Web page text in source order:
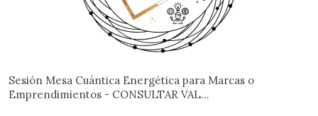
Sesión Mesa Cuántica Energética para Marcas o
Emprendimientos - CONSULTAR VAL...